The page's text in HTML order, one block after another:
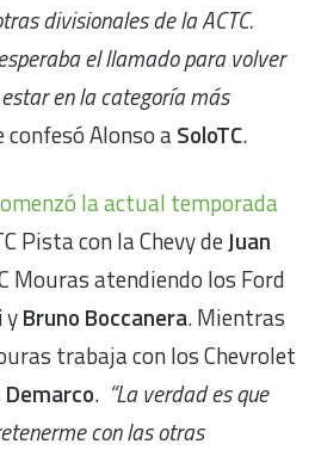
divisionales de la ACTC.
el llamado para volver
en la categoría más
confesó Alonso aSoloTC.
la actual temporada
Pista con la Chevy deJuan
Mouras atendiendo los Ford
yBruno Boccanera. Mientras
trabaja con los Chevrolet
Demarco. “La verdad es que
con las otras